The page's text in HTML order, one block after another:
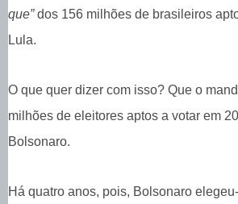
que”dos 156 milhões de brasileiros
Lula.
O que quer dizer com isso? Que o
milhões de eleitores aptos a votar em
Bolsonaro.
Há quatro anos, pois, Bolsonaro